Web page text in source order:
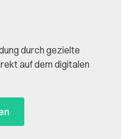
durch gezielte
auf dem digitalen